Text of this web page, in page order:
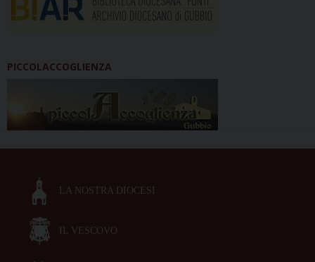
PICCOLACCOGLIENZA
LA NOSTRA DIOCESI
IL VESCOVO